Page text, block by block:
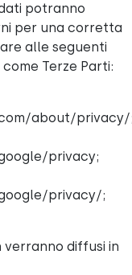
potranno
per una corretta
alle seguenti
Terze Parti:
about/privacy/
privacy;
privacy/;
verranno diffusi in